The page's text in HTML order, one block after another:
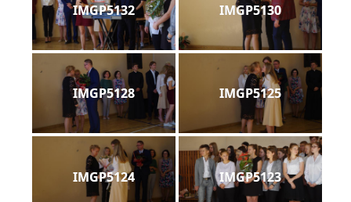
IMGP5132 IMGP5130
IMGP5128 IMGP5125
IMGP5124 IMGP5123